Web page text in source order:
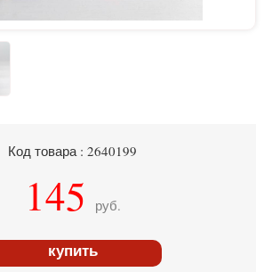
Код товара : 2640199
145 руб.
купить